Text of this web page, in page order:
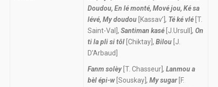
Doudou, En lémonté, Mové jou, Ké sa
lévé, My doudou [Kassav’] , Té kévlé [T.
Saint-Val], Santiman kasé [J.Ursull] , On
ti la pli si tôl [Chiktay], Bilou [J.
D’Arbaud]
Fanm solèy[T. Chasseur] , Lanmou a
bèl épi-w [Souskay] , My sugar [F.